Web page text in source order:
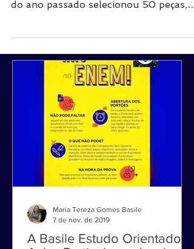
do Araripe' Exposição inaugurada no
entre elas o raro...
7 de nov. de 2019